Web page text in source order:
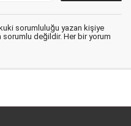
sorumluluğu yazan kişiye
sorumlu değildir. Her bir yorum